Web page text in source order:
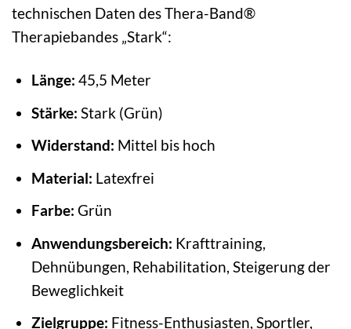
technischen Daten des Thera-Band®
Therapiebandes „Stark“:
Länge: 45,5 Meter
Stärke: Stark (Grün)
Widerstand: Mittel bis hoch
Material: Latexfrei
Farbe: Grün
Anwendungsbereich: Krafttraining,
Dehnübungen, Rehabilitation, Steigerung der
Beweglichkeit
Zielgruppe: Fitness-Enthusiasten, Sportler,